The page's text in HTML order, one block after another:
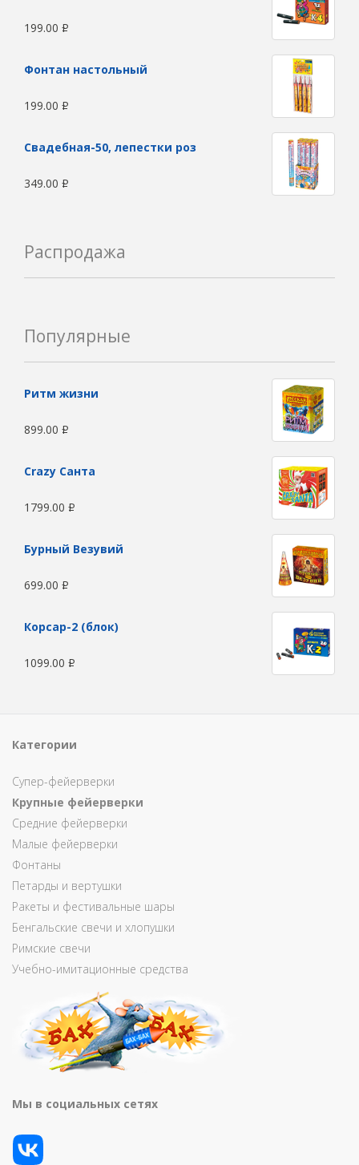
199.00 Р
Фонтан настольный
199.00 Р
Свадебная-50, лепестки роз
349.00 Р
Распродажа
Популярные
Ритм жизни
899.00 Р
Сrazy Санта
1799.00 Р
Бурный Везувий
699.00 Р
Корсар-2 (блок)
1099.00 Р
Категории
Супер-фейерверки
Крупные фейерверки
Средние фейерверки
Малые фейерверки
Фонтаны
Петарды и вертушки
Ракеты и фестивальные шары
Бенгальские свечи и хлопушки
Римские свечи
Учебно-имитационные средства
Мы в социальных сетях